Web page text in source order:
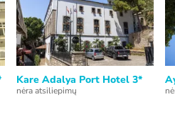
Kare Adalya Port Hotel 3*
nėra atsiliepimų